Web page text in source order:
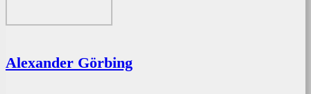
Alexander Görbing